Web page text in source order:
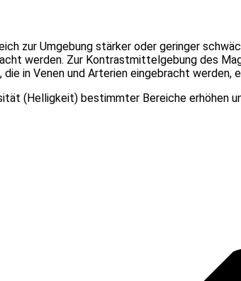
zur Umgebung stärker oder geringer
werden. Zur Kontrastmittelgebung des
in Venen und Arterien eingebracht werden,
(Helligkeit) bestimmter Bereiche erhöhen